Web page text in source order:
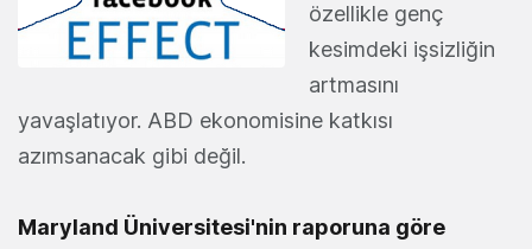
özellikle genç
kesimdeki işsizliğin
artmasını
yavaşlatıyor. ABD ekonomisine katkısı
azımsanacak gibi değil.
Maryland Üniversitesi'nin raporuna göre